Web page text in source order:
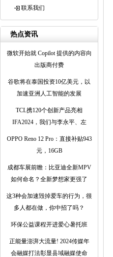
联系我们
热点资讯
微软开始就 Copilot 提供的内容向
出版商付费
谷歌将在泰国投资10亿美元，以
加速亚洲人工智能的发展
TCL携120个创新产品亮相
IFA2024，我们与李永平、左
OPPO Reno 12 Pro：直接补贴943
元，16GB
成都车展前瞻：比亚迪全新MPV
如何命名？全新梦想家更强了
这3种会加速毁掉爱车的行为，很
多人都在做，你中招了吗？
环保公益课程开进爱心暑托班
正能量澎湃大流量! 2024传媒年
会融媒打法彰显县域融媒使命